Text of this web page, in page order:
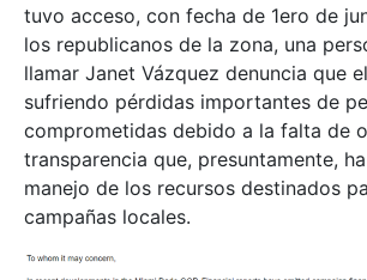
tuvo acceso, con fecha de 1ero de
los republicanos de la zona, una
llamar Janet Vázquez denuncia que
sufriendo pérdidas importantes de
comprometidas debido a la falta de
transparencia que, presuntamente,
manejo de los recursos destinados
campañas locales.